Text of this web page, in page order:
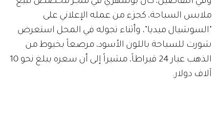
ملابس السباحة، كجزء من عمله الإعلاني على
"السوشيال ميديا"، وأثناء تجوله في المحل استعرض
شورت للسباحة باللون الأسود، مرصعاً بخيوط من
الذهب عيار 24 قيراطاً، مشيراً إلى أن سعره يبلغ نحو 10
آلاف دولار.